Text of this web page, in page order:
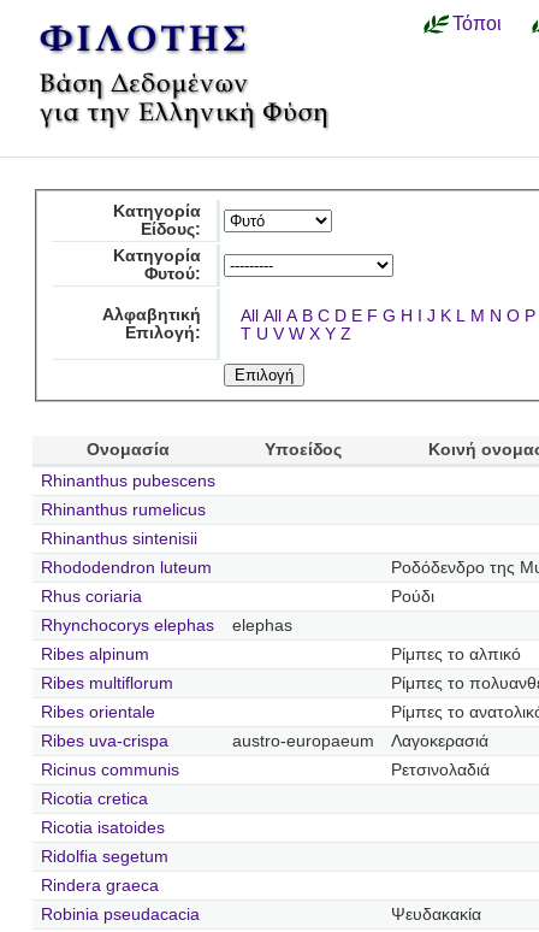
Τόποι
Κατηγορία
Είδους:
Κατηγορία
Φυτού:
Αλφαβητική
Επιλογή:
All All A B C D E F G H I J K L M N O P
T U V W X Y Z
Ονομασία Υποείδος
Κοινή
Rhinanthus pubescens
Rhinanthus rumelicus
Rhinanthus sintenisii
Rhododendron luteum
Ροδόδενδρο της
Rhus coriaria
Ρούδι
Rhynchocorys elephas
elephas
Ribes alpinum
Ρίμπες το αλπικό
Ribes multiflorum
Ρίμπες το
Ribes orientale
Ρίμπες το
Ribes uva-crispa
austro-europaeum
Λαγοκερασιά
Ricinus communis
Ρετσινολαδιά
Ricotia cretica
Ricotia isatoides
Ridolfia segetum
Rindera graeca
Robinia pseudacacia
Ψευδακακία